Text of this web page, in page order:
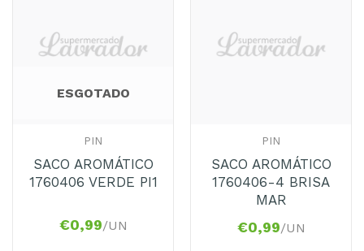
Favoritos
ESGOTADO
PIN
SACO AROMÁTICO
1760406 VERDE PI1
€0,99/UN
Favoritos
PIN
SACO AROMÁTICO
1760406-4 BRISA
MAR
€0,99/UN